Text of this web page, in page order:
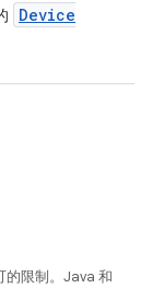
Device
的限制。Java 和